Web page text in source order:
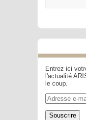
Entrez ici
l'actualité
le coup.
Adresse
e-
mail
Souscrire